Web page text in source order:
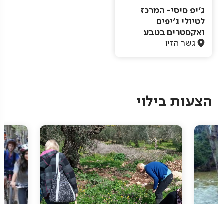
ג'יפ סיסי- המרכז
לטיולי ג'יפים
ואקסטרים בטבע
גשר הזיו
הצעות בילוי